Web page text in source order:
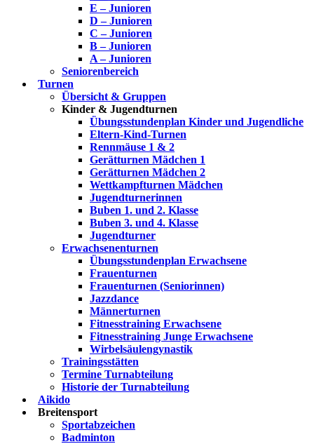
E – Junioren
D – Junioren
C – Junioren
B – Junioren
A – Junioren
Seniorenbereich
Turnen
Übersicht & Gruppen
Kinder & Jugendturnen
Übungsstundenplan Kinder und Jugendliche
Eltern-Kind-Turnen
Rennmäuse 1 & 2
Gerätturnen Mädchen 1
Gerätturnen Mädchen 2
Wettkampfturnen Mädchen
Jugendturnerinnen
Buben 1. und 2. Klasse
Buben 3. und 4. Klasse
Jugendturner
Erwachsenenturnen
Übungsstundenplan Erwachsene
Frauenturnen
Frauenturnen (Seniorinnen)
Jazzdance
Männerturnen
Fitnesstraining Erwachsene
Fitnesstraining Junge Erwachsene
Wirbelsäulengynastik
Trainingsstätten
Termine Turnabteilung
Historie der Turnabteilung
Aikido
Breitensport
Sportabzeichen
Badminton